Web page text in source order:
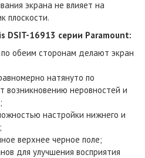
экрана не влияет на
плоскости.
DSIT-16913 серии Paramount:
обеим сторонам делают экран
натянуто по
возникновению неровностей и
настройки нижнего и
верхнее черное поле;
для улучшения восприятия